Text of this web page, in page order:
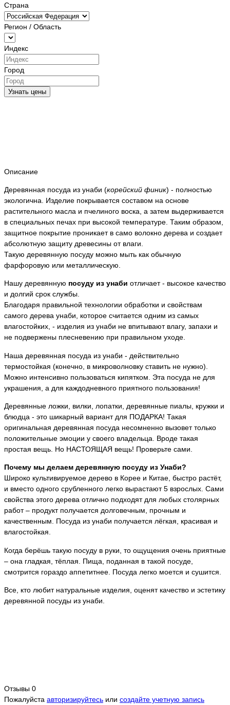
Страна
Регион / Область
Индекс
Город
Узнать цены
Описание
Деревянная посуда из унаби (корейский финик) - полностью
экологична. Изделие покрывается составом на основе
растительного масла и пчелиного воска, а затем выдерживается
в специальных печах при высокой температуре. Таким образом,
защитное покрытие проникает в само волокно дерева и создает
абсолютную защиту древесины от влаги.
Такую деревянную посуду можно мыть как обычную
фарфоровую или металлическую.
Нашу деревянную посуду из унаби отличает - высокое качество
и долгий срок службы.
Благодаря правильной технологии обработки и свойствам
самого дерева унаби, которое считается одним из самых
влагостойких, - изделия из унаби не впитывают влагу, запахи и
не подвержены плесневению при правильном уходе.
Наша деревянная посуда из унаби - действительно
термостойкая (конечно, в микроволновку ставить не нужно).
Можно интенсивно пользоваться кипятком. Эта посуда не для
украшения, а для каждодневного приятного пользования!
Деревянные ложки, вилки, лопатки, деревянные пиалы, кружки и
блюдца - это шикарный вариант для ПОДАРКА! Такая
оригинальная деревянная посуда несомненно вызовет только
положительные эмоции у своего владельца. Вроде такая
простая вещь. Но НАСТОЯЩАЯ вещь! Проверьте сами.
Почему мы делаем деревянную посуду из Унаби?
Широко культивируемое дерево в Корее и Китае, быстро растёт,
и вместо одного срубленного легко вырастают 5 взрослых. Сами
свойства этого дерева отлично подходят для любых столярных
работ – продукт получается долговечным, прочным и
качественным. Посуда из унаби получается лёгкая, красивая и
влагостойкая.
Когда берёшь такую посуду в руки, то ощущения очень приятные
– она гладкая, тёплая. Пища, поданная в такой посуде,
смотрится гораздо аппетитнее. Посуда легко моется и сушится.
Все, кто любит натуральные изделия, оценят качество и эстетику
деревянной посуды из унаби.
Отзывы 0
Пожалуйста авторизируйтесь или создайте учетную запись